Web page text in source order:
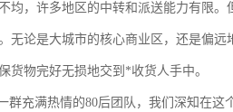
，许多地区的中转和派送能力有限。
无论是大城市的核心商业区，还是偏远
货物完好无损地交到*收货人手中。
充满热情的80后团队，我们深知在这